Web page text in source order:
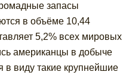
запасы
в объёме 10,44
5,2% всех мировых
американцы в добыче
в виду такие крупнейшие